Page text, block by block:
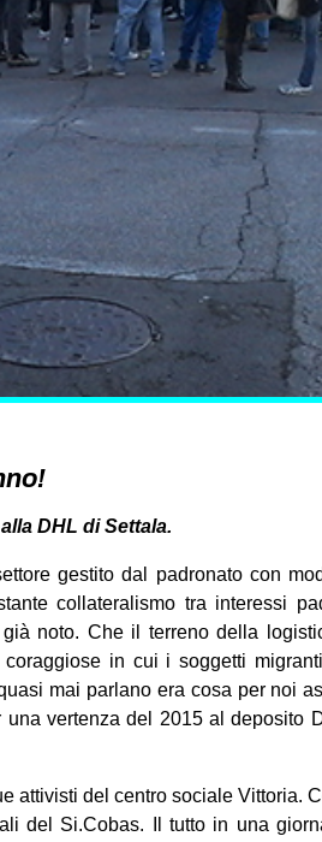
DHL di Settala.
gestito dal padronato con
collateralismo tra interessi
noto. Che il terreno della
in cui i soggetti
mai parlano era cosa per noi
vertenza del 2015 al deposito
attivisti del centro sociale Vittoria.
del Si.Cobas. Il tutto in una